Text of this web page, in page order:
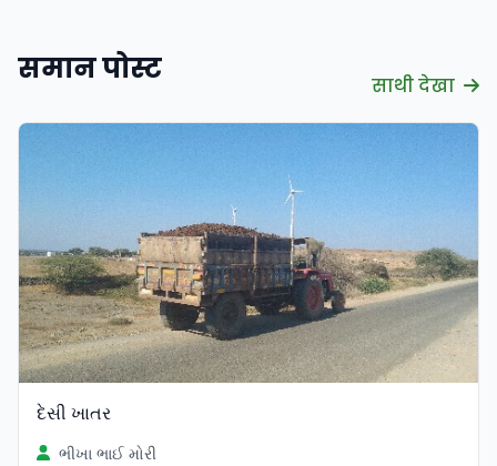
समान पोस्ट साथी देखा
દેસી ખાતર
ભીખા ભાઈ મોરી